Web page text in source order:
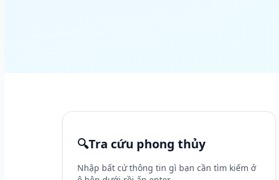
🔍Tra cứu phong thủy
Nhập bất cứ thông tin gì bạn cần tìm kiếm ở